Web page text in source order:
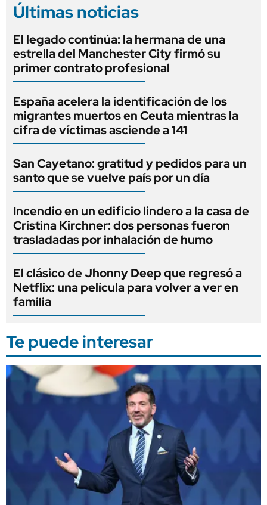
Últimas noticias
El legado continúa: la hermana de una
estrella del Manchester City firmó su
primer contrato profesional
España acelera la identificación de los
migrantes muertos en Ceuta mientras la
cifra de víctimas asciende a 141
San Cayetano: gratitud y pedidos para un
santo que se vuelve país por un día
Incendio en un edificio lindero a la casa de
Cristina Kirchner: dos personas fueron
trasladadas por inhalación de humo
El clásico de Jhonny Deep que regresó a
Netflix: una película para volver a ver en
familia
Te puede interesar